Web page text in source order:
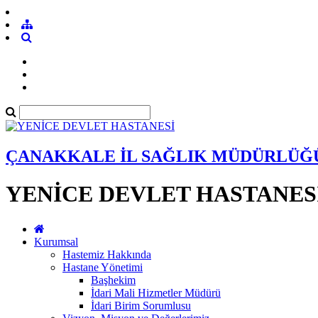
ÇANAKKALE İL SAĞLIK
YENİCE DEVLET
Kurumsal
Hastemiz Hakkında
Hastane Yönetimi
Başhekim
İdari Mali Hizmetler Müdürü
İdari Birim Sorumlusu